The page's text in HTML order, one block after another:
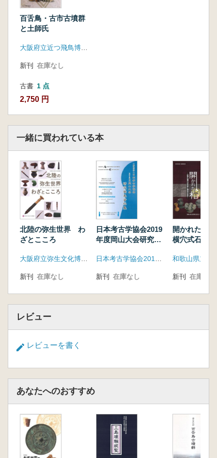
百舌鳥・古市古墳群
と土師氏
大阪府立近つ飛鳥博物館
新刊 在庫なし
古書 1 点
2,750 円
一緒に買われている本
北陸の弥生世界 わ
ざとこころ
新刊 在庫なし
日本考古学協会2019
年度岡山大会研究発
新刊 在庫なし
開かれた棺
横穴式石室
新刊 在庫なし
レビュー
レビューを書く
あなたへのおすすめ